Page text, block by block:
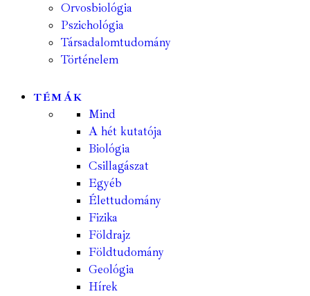
Orvosbiológia
Pszichológia
Társadalomtudomány
Történelem
TÉMÁK
Mind
A hét kutatója
Biológia
Csillagászat
Egyéb
Élettudomány
Fizika
Földrajz
Földtudomány
Geológia
Hírek